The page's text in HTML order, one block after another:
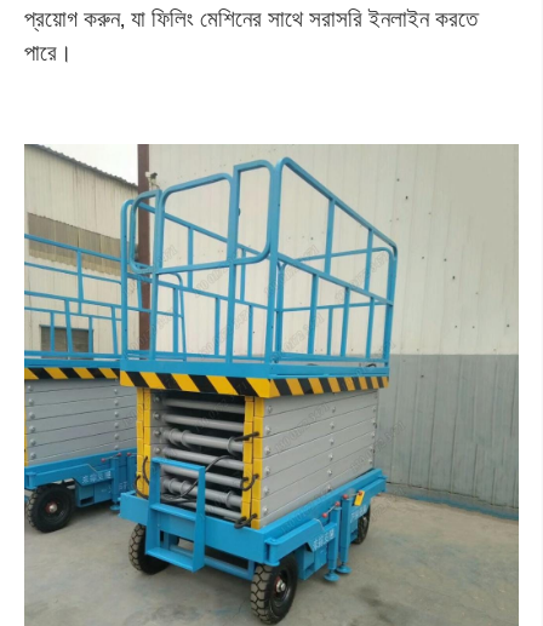
প্রয়োগ করুন, যা ফিলিং মেশিনের সাথে সরাসরি ইনলাইন করতে
পারে।